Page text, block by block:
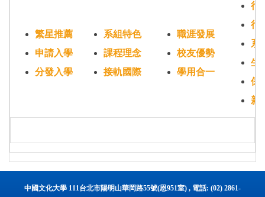
繁星推薦
申請入學
分發入學
系組特色
課程理念
接軌國際
職涯發展
校友優勢
學用合一
行
行
系
生
保
新
中國文化大學 111台北市陽明山華岡路55號(恩951室) , 電話: (02) 2861-